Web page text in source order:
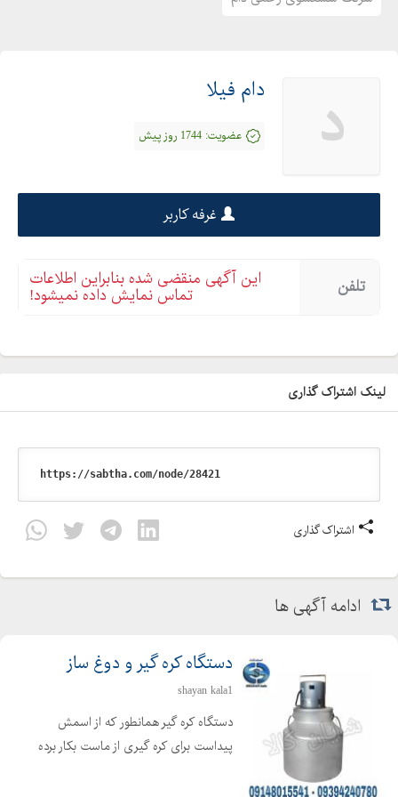
د دام فیلا
عضویت: 1744 روز پیش
غرفه کاربر
تلفن این آگهی منقضی شده بنابراین اطلاعات
تماس نمایش داده نمیشود!
لینک اشتراک گذاری
اشتراک گذاری
ادامه آگهی ها
دستگاه کره گیر و دوغ ساز
shayan kala1
دستگاه کره گیر همانطور که از اسمش
پیداست برای کره گیری از ماست بکار برده